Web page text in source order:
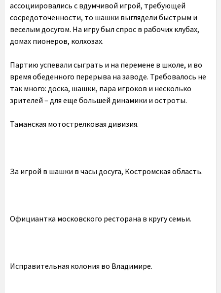
ассоциировались с вдумчивой игрой, требующей
сосредоточенности, то шашки выглядели быстрым и
веселым досугом. На игру был спрос в рабочих клубах,
домах пионеров, колхозах.
Партию успевали сыграть и на перемене в школе, и во
время обеденного перерыва на заводе. Требовалось не
так много: доска, шашки, пара игроков и несколько
зрителей – для еще большей динамики и остроты.
Таманская мотострелковая дивизия.
За игрой в шашки в часы досуга, Костромская область.
Официантка московского ресторана в кругу семьи.
Исправительная колония во Владимире.